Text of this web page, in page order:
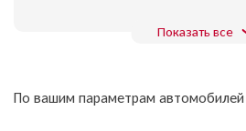
Показать все
По вашим параметрам автомобилей